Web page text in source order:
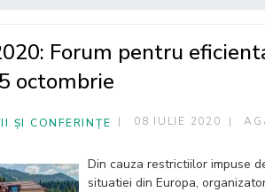
Forum pentru
octombrie
ȘI CONFERINȚE 08 IULIE 2020
Din cauza restrictiilor impuse
situatiei din Europa,